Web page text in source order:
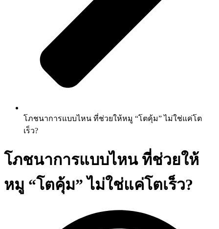
โภชนาการแบบไหน ที่ช่วยให้หมู “โตคุ้ม” ไม่ใช่แค่โต
เร็ว?
โภชนาการแบบไหน ที่ช่วยให้
หมู “โตคุ้ม” ไม่ใช่แค่โตเร็ว?